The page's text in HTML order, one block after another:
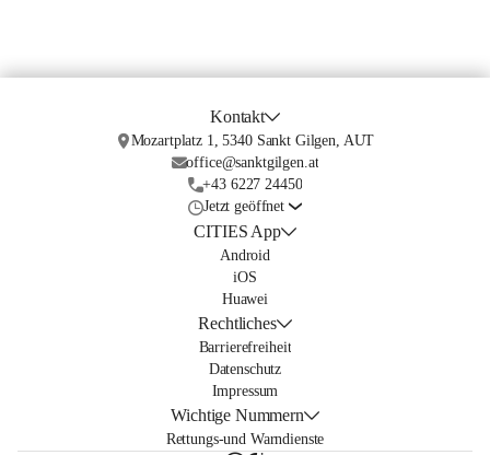
Kontakt
Mozartplatz 1, 5340 Sankt Gilgen, AUT
office@sanktgilgen.at
+43 6227 24450
Jetzt geöffnet
CITIES App
Android
iOS
Huawei
Rechtliches
Barrierefreiheit
Datenschutz
Impressum
Wichtige Nummern
Rettungs-und Warndienste